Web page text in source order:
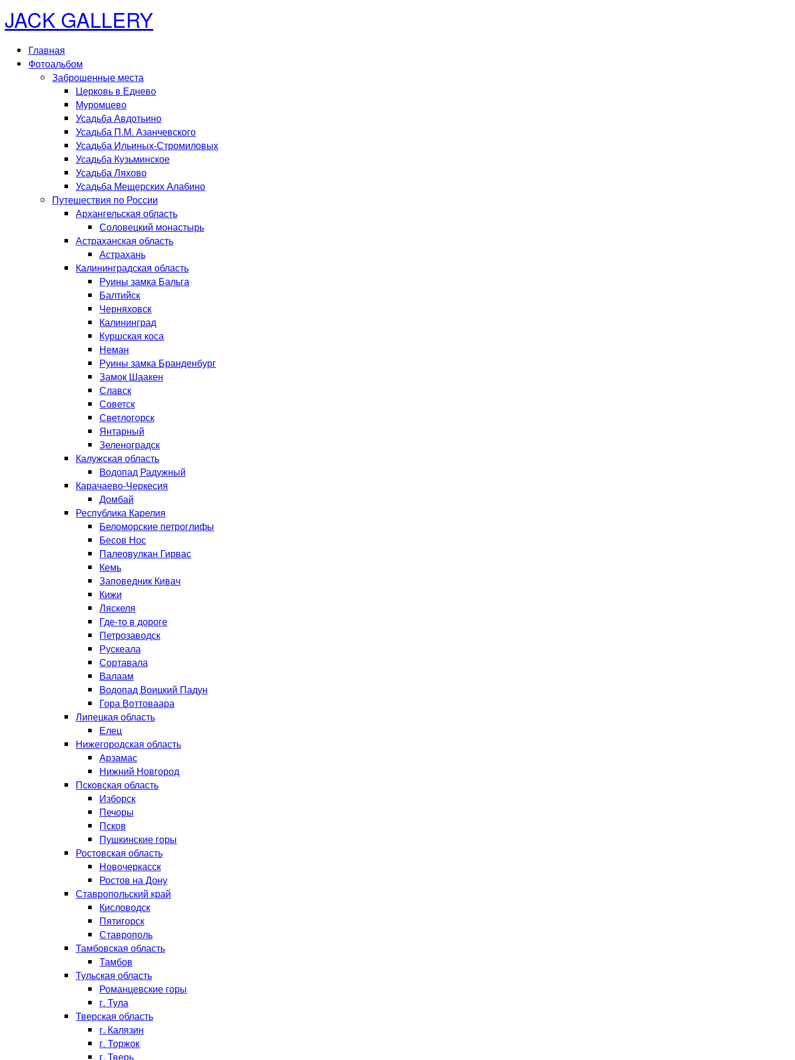
JACK GALLERY
Главная
Фотоальбом
Заброшенные места
Церковь в Еднево
Муромцево
Усадьба Авдотьино
Усадьба П.М. Азанчевского
Усадьба Ильиных-Стромиловых
Усадьба Кузьминское
Усадьба Ляхово
Усадьба Мещерских Алабино
Путешествия по России
Архангельская область
Соловецкий монастырь
Астраханская область
Астрахань
Калининградская область
Руины замка Бальга
Балтийск
Черняховск
Калининград
Куршская коса
Неман
Руины замка Бранденбург
Замок Шаакен
Славск
Советск
Светлогорск
Янтарный
Зеленоградск
Калужская область
Водопад Радужный
Карачаево-Черкесия
Домбай
Республика Карелия
Беломорские петроглифы
Бесов Нос
Палеовулкан Гирвас
Кемь
Заповедник Кивач
Кижи
Ляскеля
Где-то в дороге
Петрозаводск
Рускеала
Сортавала
Валаам
Водопад Воицкий Падун
Гора Воттоваара
Липецкая область
Елец
Нижегородская область
Арзамас
Нижний Новгород
Псковская область
Изборск
Печоры
Псков
Пушкинские горы
Ростовская область
Новочеркасск
Ростов на Дону
Ставропольский край
Кисловодск
Пятигорск
Ставрополь
Тамбовская область
Тамбов
Тульская область
Романцевские горы
г. Тула
Тверская область
г. Калязин
г. Торжок
г. Тверь